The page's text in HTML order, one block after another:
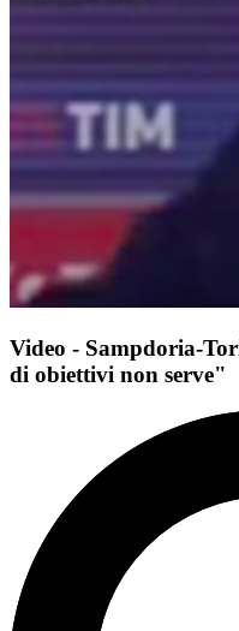
Video - Sampdoria-
di obiettivi non serve"